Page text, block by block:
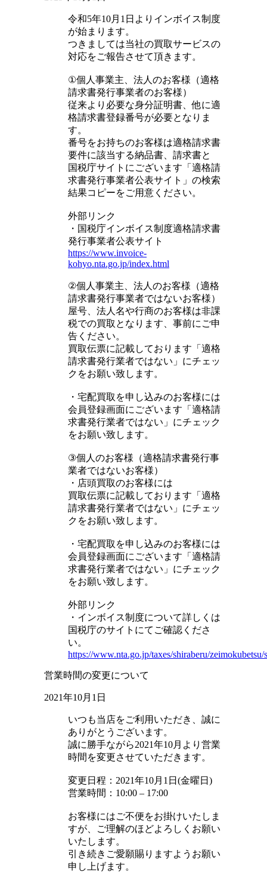
令和5年10月1日よりインボイス制度
が始まります。
つきましては当社の買取サービスの
対応をご報告させて頂きます。
①個人事業主、法人のお客様（適格
請求書発行事業者のお客様）
従来より必要な身分証明書、他に適
格請求書登録番号が必要となりま
す。
番号をお持ちのお客様は適格請求書
要件に該当する納品書、請求書と
国税庁サイトにございます「適格請
求書発行事業者公表サイト」の検索
結果コピーをご用意ください。
外部リンク
・国税庁インボイス制度適格請求書
発行事業者公表サイト
https://www.invoice-
kohyo.nta.go.jp/index.html
②個人事業主、法人のお客様（適格
請求書発行事業者ではないお客様）
屋号、法人名や行商のお客様は非課
税での買取となります、事前にご申
告ください。
買取伝票に記載しております「適格
請求書発行業者ではない」にチェッ
クをお願い致します。
・宅配買取を申し込みのお客様には
会員登録画面にございます「適格請
求書発行業者ではない」にチェック
をお願い致します。
③個人のお客様（適格請求書発行事
業者ではないお客様）
・店頭買取のお客様には
買取伝票に記載しております「適格
請求書発行業者ではない」にチェッ
クをお願い致します。
・宅配買取を申し込みのお客様には
会員登録画面にございます「適格請
求書発行業者ではない」にチェック
をお願い致します。
外部リンク
・インボイス制度について詳しくは
国税庁のサイトにてご確認くださ
い。
https://www.nta.go.jp/taxes/shiraberu/
営業時間の変更について
2021年10月1日
いつも当店をご利用いただき、誠に
ありがとうございます。
誠に勝手ながら2021年10月より営業
時間を変更させていただきます。
変更日程：2021年10月1日(金曜日)
営業時間：10:00 – 17:00
お客様にはご不便をお掛けいたしま
すが、ご理解のほどよろしくお願い
いたします。
引き続きご愛願賜りますようお願い
申し上げます。